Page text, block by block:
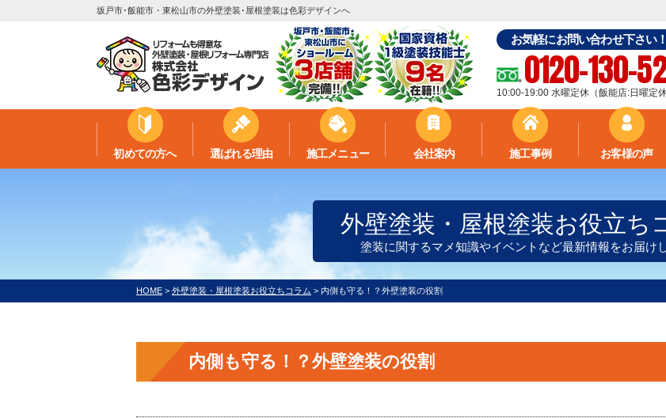
坂戸市･飯能市・東松山市の外壁塗装･屋根塗装は色彩デザインへ
お気軽にお問い合わせ下さい！
0120-130-
10:00-19:00 水曜定休（飯能店:日曜定休
初めての方へ 選ばれる理由 施工メニュー 会社案内 施工事例 お客様の声
外壁塗装・屋根塗装お役立ち
塗装に関するマメ知識やイベントなど最新情報をお届け
HOME > 外壁塗装・屋根塗装お役立ちコラム > 内側も守る！？外壁塗装の役割
内側も守る！？外壁塗装の役割